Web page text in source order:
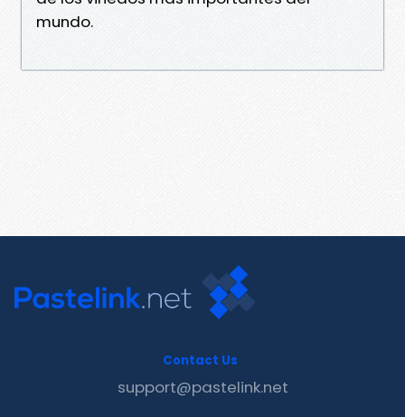
mundo.
Contact Us
support@pastelink.net